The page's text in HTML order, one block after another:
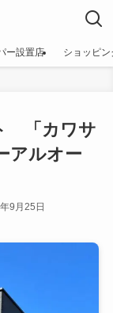
ー設置店 ショッピン
「カワサ
アルオー
9月25日